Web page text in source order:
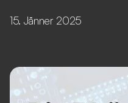
15. Jänner 2025